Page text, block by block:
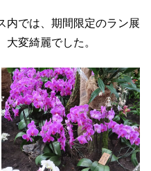
内では、期間限定のラン展
変綺麗でした。